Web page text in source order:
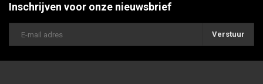
Inschrijven voor onze nieuwsbrief
Verstuur